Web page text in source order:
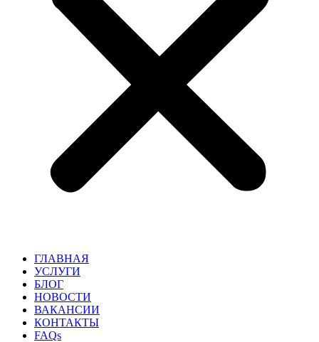
ГЛАВНАЯ
УСЛУГИ
БЛОГ
НОВОСТИ
ВАКАНСИИ
КОНТАКТЫ
FAQs